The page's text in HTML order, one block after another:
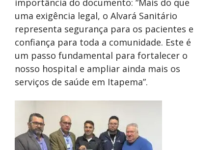
importância do documento: “Mais do que
uma exigência legal, o Alvará Sanitário
representa segurança para os pacientes e
confiança para toda a comunidade. Este é
um passo fundamental para fortalecer o
nosso hospital e ampliar ainda mais os
serviços de saúde em Itapema”.